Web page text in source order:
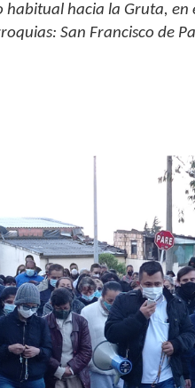
hacia la Gruta,
San Francisco de